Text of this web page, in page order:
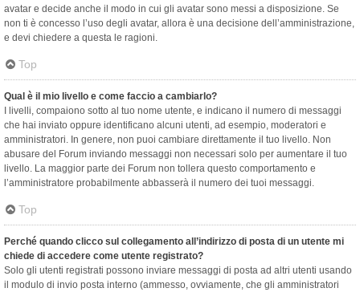
avatar e decide anche il modo in cui gli avatar sono messi a disposizione. Se
non ti è concesso l’uso degli avatar, allora è una decisione dell’amministrazione,
e devi chiedere a questa le ragioni.
Top
Qual è il mio livello e come faccio a cambiarlo?
I livelli, compaiono sotto al tuo nome utente, e indicano il numero di messaggi
che hai inviato oppure identificano alcuni utenti, ad esempio, moderatori e
amministratori. In genere, non puoi cambiare direttamente il tuo livello. Non
abusare del Forum inviando messaggi non necessari solo per aumentare il tuo
livello. La maggior parte dei Forum non tollera questo comportamento e
l’amministratore probabilmente abbasserà il numero dei tuoi messaggi.
Top
Perché quando clicco sul collegamento all’indirizzo di posta di un utente mi
chiede di accedere come utente registrato?
Solo gli utenti registrati possono inviare messaggi di posta ad altri utenti usando
il modulo di invio posta interno (ammesso, ovviamente, che gli amministratori